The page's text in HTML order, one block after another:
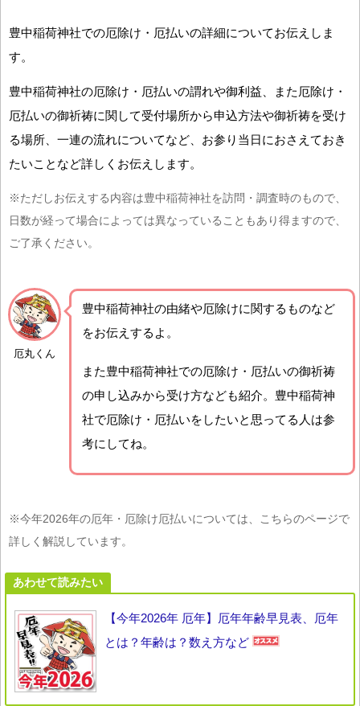
豊中稲荷神社での厄除け・厄払いの詳細についてお伝えしま
す。
豊中稲荷神社の厄除け・厄払いの謂れや御利益、また厄除け・
厄払いの御祈祷に関して受付場所から申込方法や御祈祷を受け
る場所、一連の流れについてなど、お参り当日におさえておき
たいことなど詳しくお伝えします。
※ただしお伝えする内容は豊中稲荷神社を訪問・調査時のもので、
日数が経って場合によっては異なっていることもあり得ますので、
ご了承ください。
厄丸くん
豊中稲荷神社の由緒や厄除けに関するものなど
をお伝えするよ。
また豊中稲荷神社での厄除け・厄払いの御祈祷
の申し込みから受け方なども紹介。豊中稲荷神
社で厄除け・厄払いをしたいと思ってる人は参
考にしてね。
※今年2026年の厄年・厄除け厄払いについては、こちらのページで
詳しく解説しています。
あわせて読みたい
【今年2026年 厄年】厄年年齢早見表、厄年
とは？年齢は？数え方など